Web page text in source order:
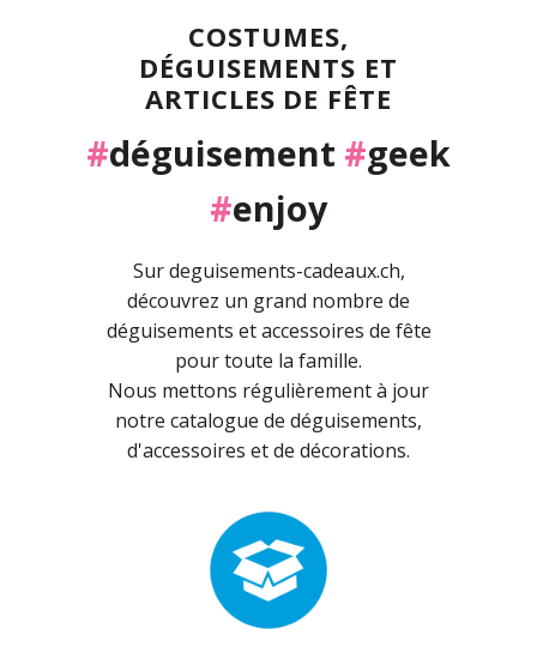
COSTUMES,
DÉGUISEMENTS ET
ARTICLES DE FÊTE
#déguisement #geek
#enjoy
Sur deguisements-cadeaux.ch,
découvrez un grand nombre de
déguisements et accessoires de fête
pour toute la famille.
Nous mettons régulièrement à jour
notre catalogue de déguisements,
d'accessoires et de décorations.